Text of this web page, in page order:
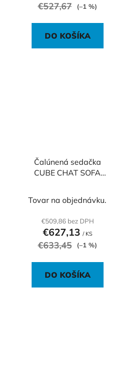
€527,67 (–1 %)
DO KOŠÍKA
Čalúnená sedačka
CUBE CHAT SOFA
Tovar na objednávku.
€509,86 bez DPH
€627,13 / KS
€633,45 (–1 %)
DO KOŠÍKA